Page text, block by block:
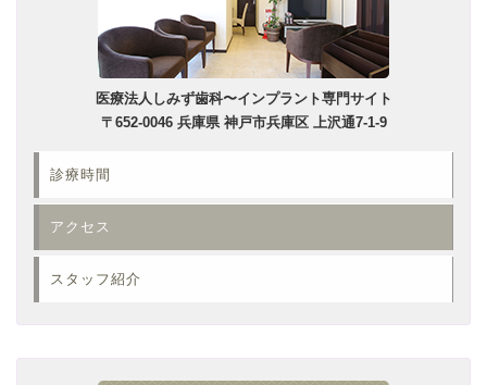
医療法人しみず歯科〜インプラント専門サイト
〒652-0046 兵庫県 神戸市兵庫区 上沢通7-1-9
診療時間
アクセス
スタッフ紹介